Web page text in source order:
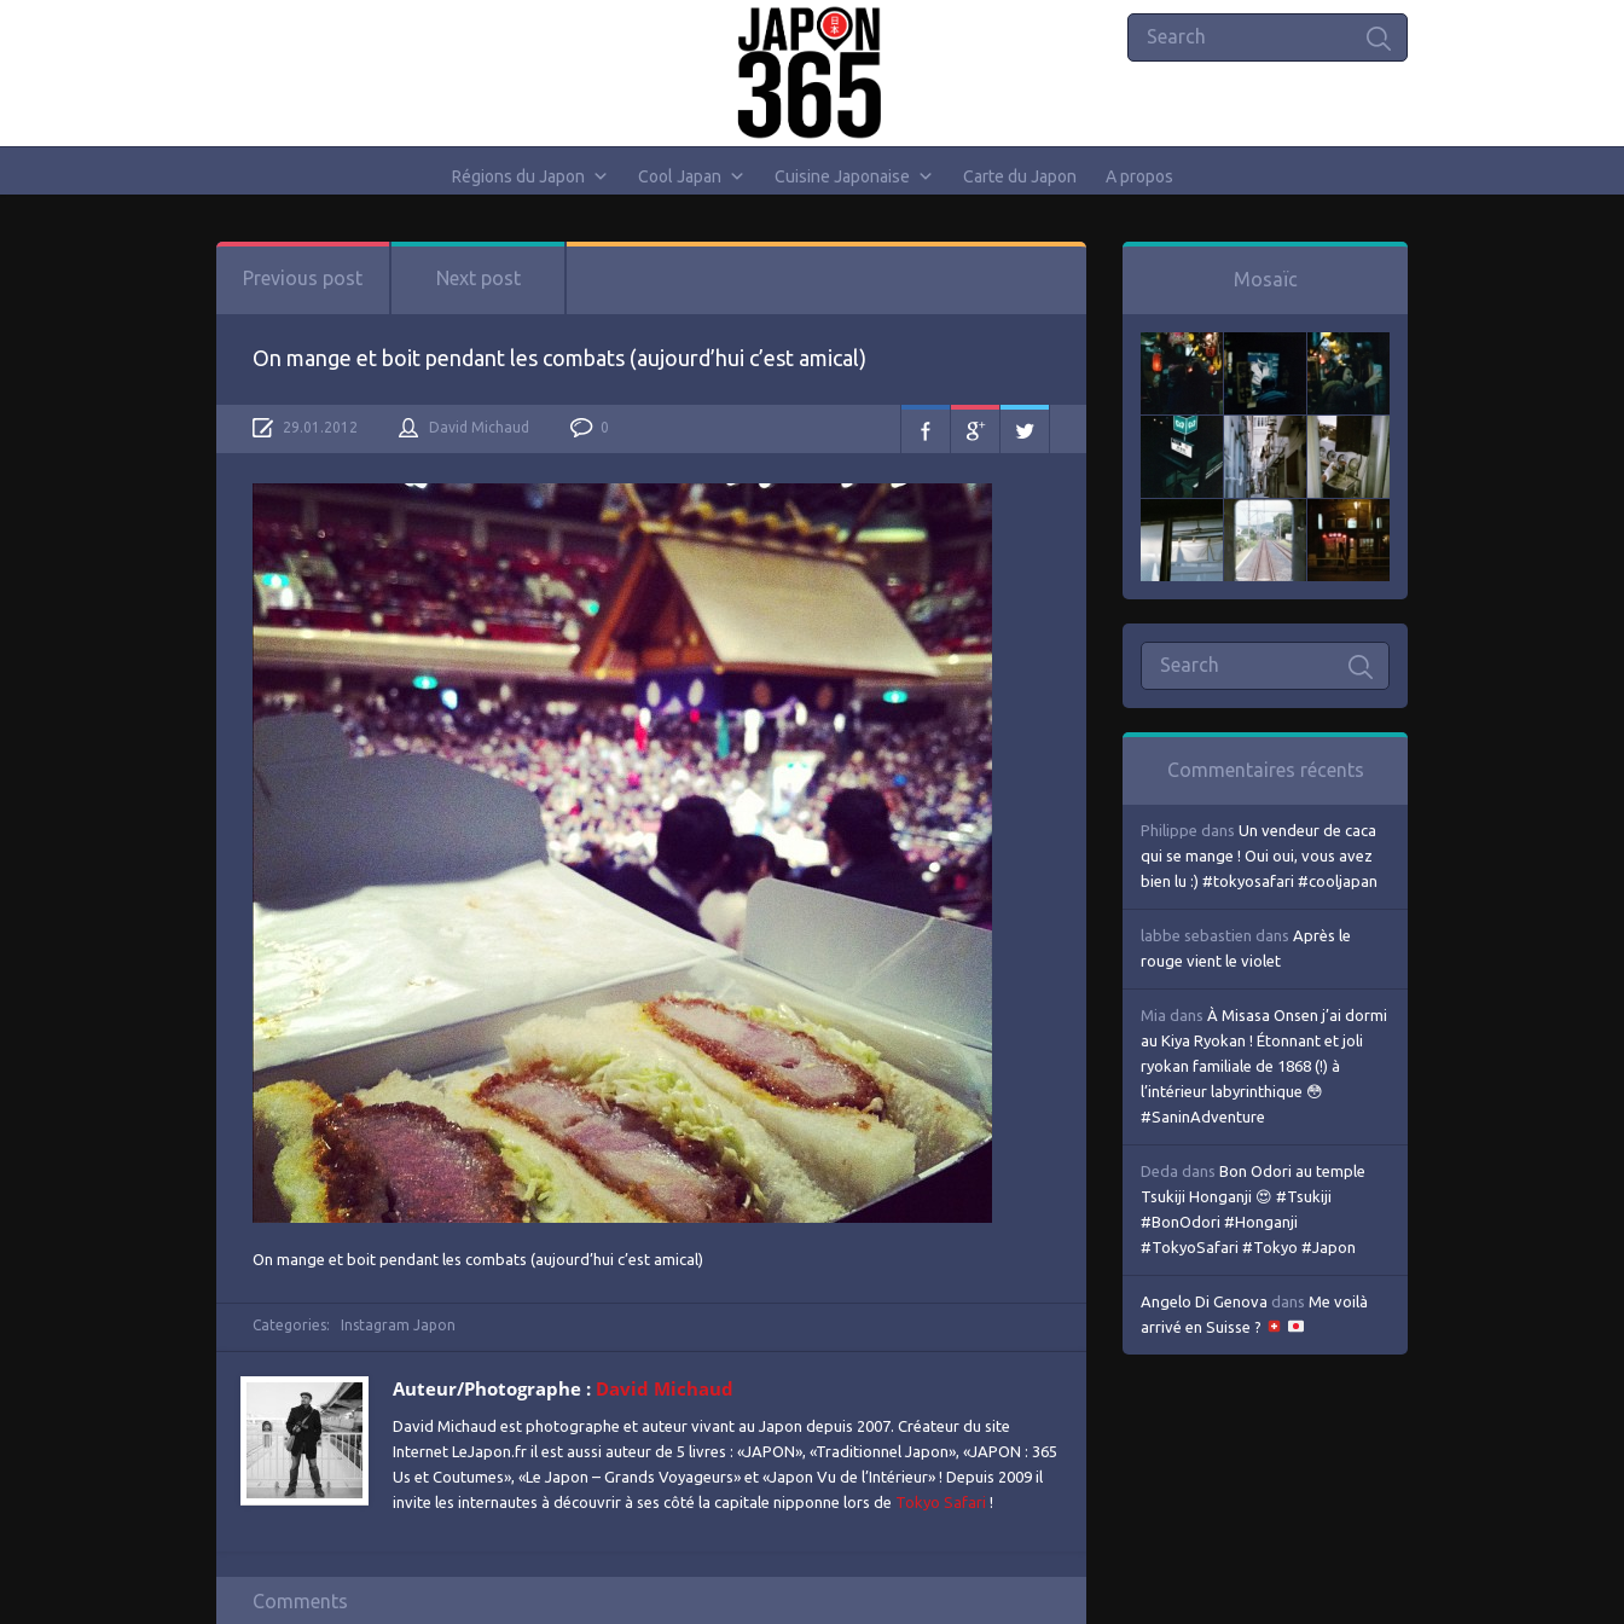
Régions du Japon Cool Japan Cuisine Japonaise Carte du Japon A propos
Previous post Next post
On mange et boit pendant les combats (aujourd’hui c’est amical)
29.01.2012 David Michaud 0
On mange et boit pendant les combats (aujourd’hui c’est amical)
Categories: Instagram Japon
Auteur/Photographe : David Michaud
David Michaud est photographe et auteur vivant au Japon depuis 2007. Créateur du site
Internet LeJapon.fr il est aussi auteur de 5 livres : «JAPON», «Traditionnel Japon», «JAPON : 365
Us et Coutumes», «Le Japon – Grands Voyageurs» et «Japon Vu de l’Intérieur» ! Depuis 2009 il
invite les internautes à découvrir à ses côté la capitale nipponne lors de Tokyo Safari !
Comments
Mosaïc
Commentaires récents
Philippe dans Un vendeur de caca
qui se mange ! Oui oui, vous avez
bien lu :) #tokyosafari #cooljapan
labbe sebastien dans Après le
rouge vient le violet
Mia dans À Misasa Onsen j’ai dormi
au Kiya Ryokan ! Étonnant et joli
ryokan familiale de 1868 (!) à
l’intérieur labyrinthique 😳
#SaninAdventure
Deda dans Bon Odori au temple
Tsukiji Honganji 😍 #Tsukiji
#BonOdori #Honganji
#TokyoSafari #Tokyo #Japon
Angelo Di Genova dans Me voilà
arrivé en Suisse ?